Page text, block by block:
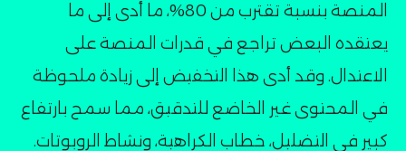
المنصة بنسبة تقترب من 80%، ما أدى إلى ما
يعتقده البعض تراجع في قدرات المنصة على
الاعتدال. وقد أدى هذا التخفيض إلى زيادة ملحوظة
في المحتوى غير الخاضع للتدقيق، مما سمح بارتفاع
كبير في التضليل، خطاب الكراهية، ونشاط الروبوتات.